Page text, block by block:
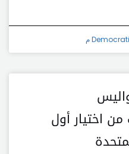
من اختيار أول